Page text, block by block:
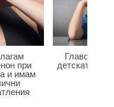
при
и имам
детската